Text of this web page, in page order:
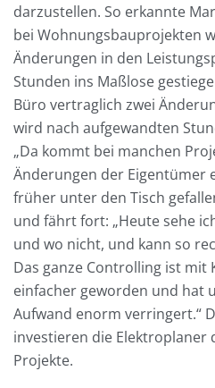
darzustellen. So erkannte
bei Wohnungsbauprojekten
Änderungen in den
Stunden ins Maßlose
Büro vertraglich zwei
wird nach aufgewandten
„Da kommt bei manchen
Änderungen der Eigentümer
früher unter den Tisch
und fährt fort: „Heute sehe
und wo nicht, und kann so
Das ganze Controlling ist mit
einfacher geworden und hat
Aufwand enorm verringert.“
investieren die Elektroplaner
Projekte.